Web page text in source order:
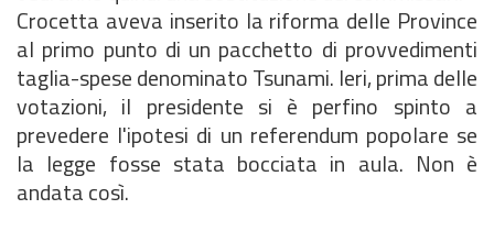
Crocetta aveva inserito la riforma delle Province
al primo punto di un pacchetto di provvedimenti
taglia-spese denominato Tsunami. Ieri, prima delle
votazioni, il presidente si è perfino spinto a
prevedere l'ipotesi di un referendum popolare se
la legge fosse stata bocciata in aula. Non è
andata così.